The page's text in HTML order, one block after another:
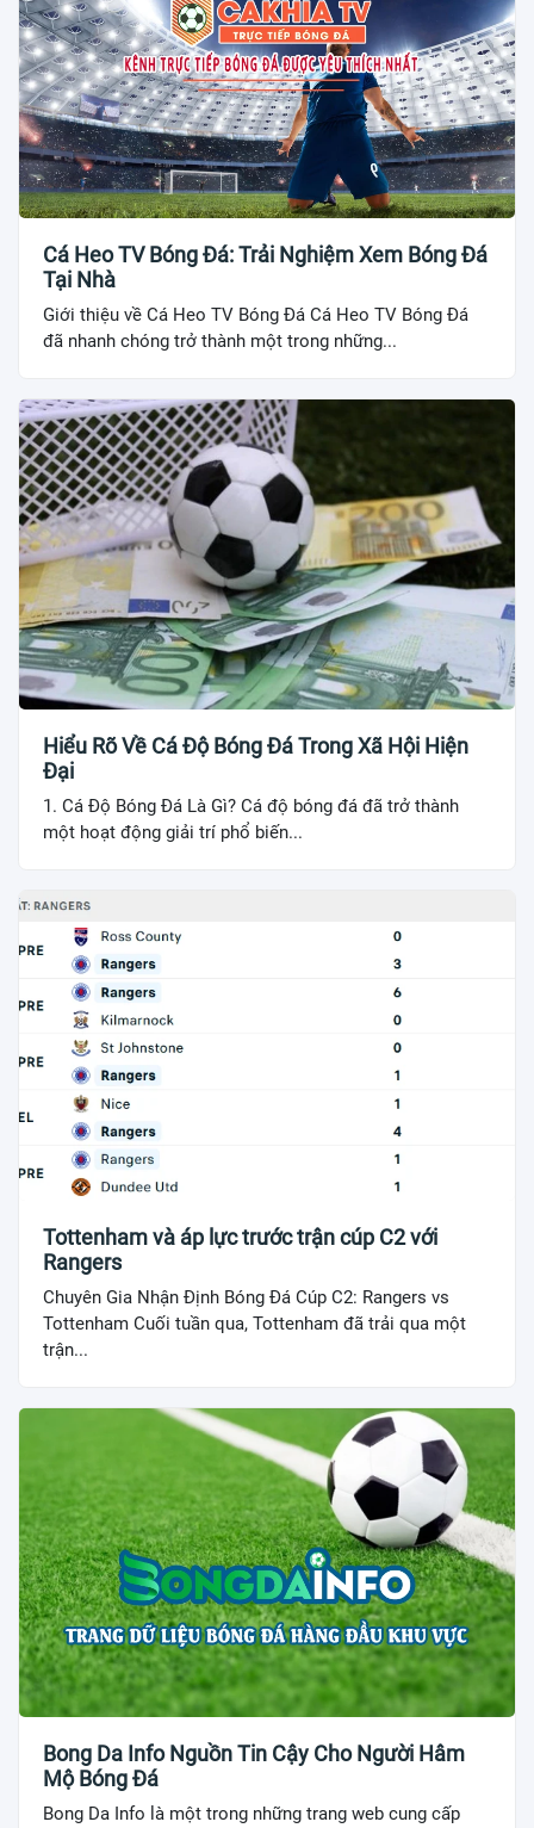
Cá Heo TV Bóng Đá: Trải Nghiệm Xem Bóng Đá
Tại Nhà
Giới thiệu về Cá Heo TV Bóng Đá Cá Heo TV Bóng Đá
đã nhanh chóng trở thành một trong những...
Hiểu Rõ Về Cá Độ Bóng Đá Trong Xã Hội Hiện
Đại
1. Cá Độ Bóng Đá Là Gì? Cá độ bóng đá đã trở thành
một hoạt động giải trí phổ biến...
Tottenham và áp lực trước trận cúp C2 với
Rangers
Chuyên Gia Nhận Định Bóng Đá Cúp C2: Rangers vs
Tottenham Cuối tuần qua, Tottenham đã trải qua một
trận...
Bong Da Info Nguồn Tin Cậy Cho Người Hâm
Mộ Bóng Đá
Bong Da Info là một trong những trang web cung cấp